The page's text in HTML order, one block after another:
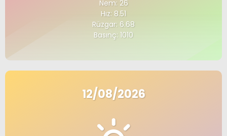
Nem: 26
Hız: 8.51
Rüzgar: 6.68
Basınç: 1010
12/08/2026